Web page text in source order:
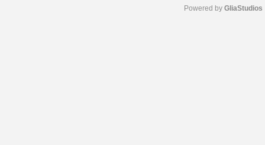
Powered by GliaStudios